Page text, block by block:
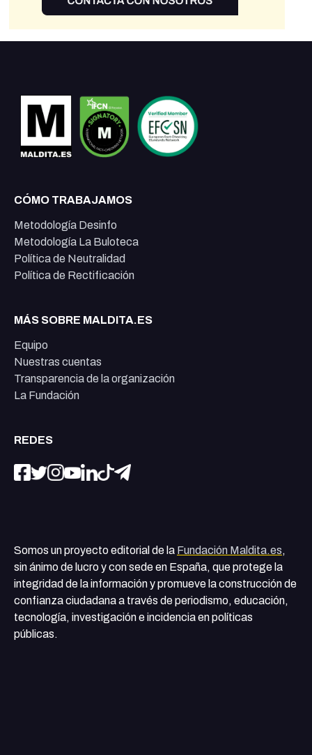
CÓMO TRABAJAMOS
Metodología Desinfo
Metodología La Buloteca
Política de Neutralidad
Política de Rectificación
MÁS SOBRE MALDITA.ES
Equipo
Nuestras cuentas
Transparencia de la organización
La Fundación
REDES
Somos un proyecto editorial de la Fundación Maldita.es,
sin ánimo de lucro y con sede en España, que protege la
integridad de la información y promueve la construcción de
confianza ciudadana a través de periodismo, educación,
tecnología, investigación e incidencia en políticas
públicas.